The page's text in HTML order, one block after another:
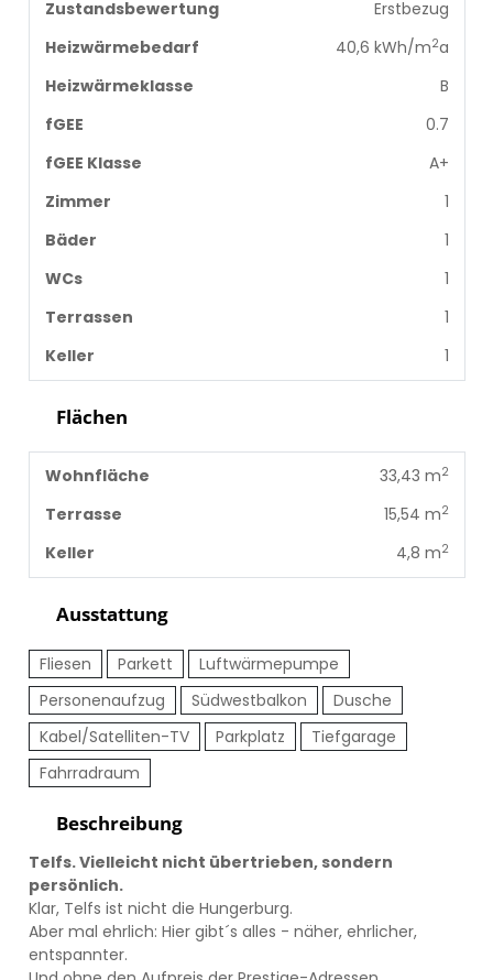
Beschreibung
Telfs. Vielleicht nicht übertrieben, sondern
persönlich.
Klar, Telfs ist nicht die Hungerburg.
Aber mal ehrlich: Hier gibt´s alles - näher, ehrlicher,
entspannter.
Zustandsbewertung
Erstbezug
Heizwärmebedarf
40,6 kWh/m2a
Heizwärmeklasse
B
fGEE
0.7
fGEE Klasse
A+
Zimmer
1
Bäder
1
WCs
1
Terrassen
1
Keller
1
Flächen
Wohnfläche 33,43 m2
Terrasse 15,54 m2
Keller 4,8 m2
Ausstattung
Fliesen Parkett
Luftwärmepumpe
Personenaufzug
Südwestbalkon
Dusche
Kabel/Satelliten-TV
Parkplatz
Tiefgarage
Fahrradraum